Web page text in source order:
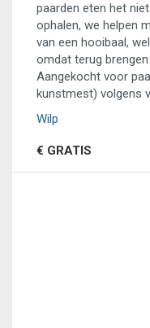
paarden eten het
ophalen, we helpen
van een hooibaal,
omdat terug
Aangekocht voor
kunstmest) volgens
Wilp
€ GRATIS